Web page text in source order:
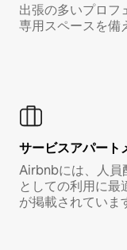
出張の多いプロフ
専用スペースを備
サービスアパート
Airbnbには、人員
としての利用に最
が掲載されていま